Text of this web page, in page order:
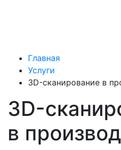
Главная
Услуги
3D-сканирование в
3D-
в